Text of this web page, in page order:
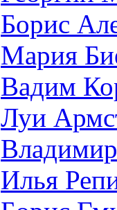
Борис
Мария
Вадим
Луи
Илья